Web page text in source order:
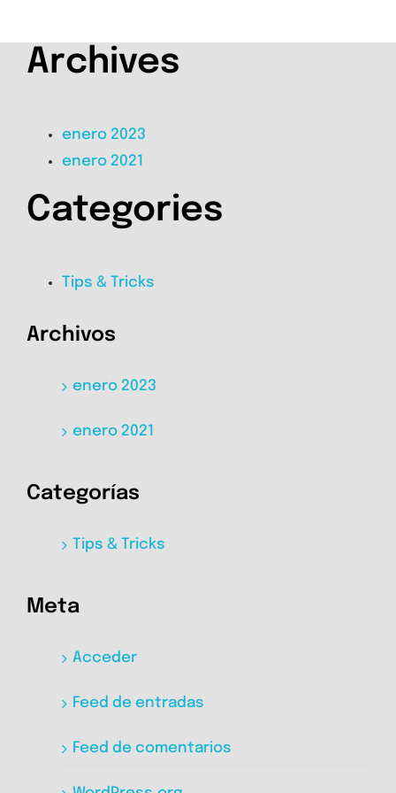
Archives
enero 2023
enero 2021
Categories
Tips & Tricks
Archivos
enero 2023
enero 2021
Categorías
Tips & Tricks
Meta
Acceder
Feed de entradas
Feed de comentarios